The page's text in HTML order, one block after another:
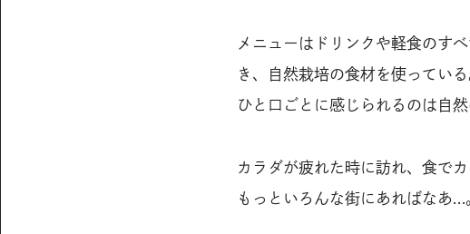
メニューはドリンクや軽食のす
き、自然栽培の食材を使ってい
ひと口ごとに感じられるのは自然
カラダが疲れた時に訪れ、食で
もっといろんな街にあればなあ…